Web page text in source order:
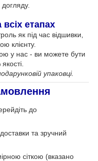
етапах
як під час відшивки,
клієнту.
у нас - ви можете бути
упаковці.
до
та зручний
сіткою (вказано